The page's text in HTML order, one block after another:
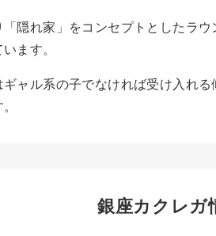
「隠れ家」をコンセプトとしたラ
ます。
ギャル系の子でなければ受け入れ
銀座カクレガ